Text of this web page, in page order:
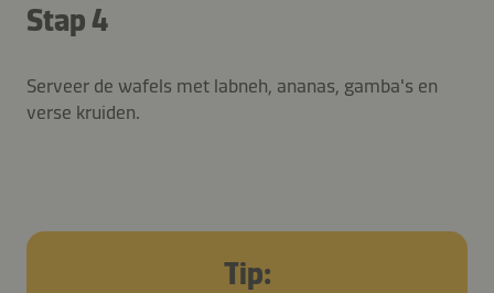
Stap 4
Serveer de wafels met labneh, ananas, gamba's en
verse kruiden.
Tip: